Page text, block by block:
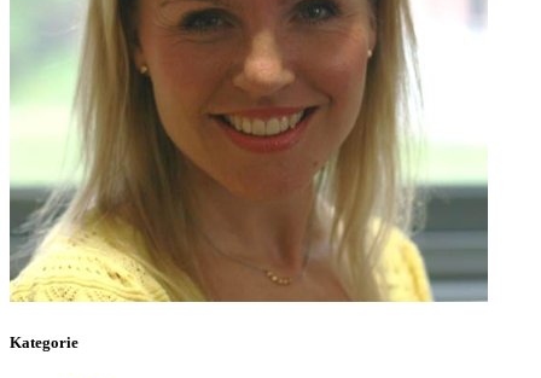
Kategorie